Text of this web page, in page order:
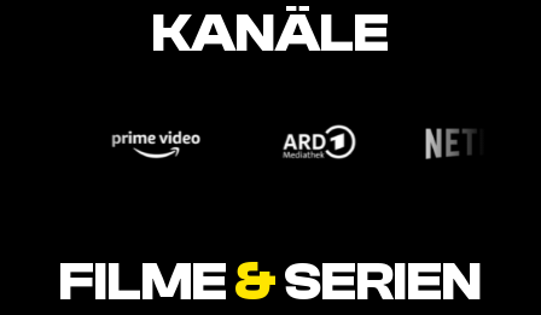
KANÄLE
FILME&SERIEN